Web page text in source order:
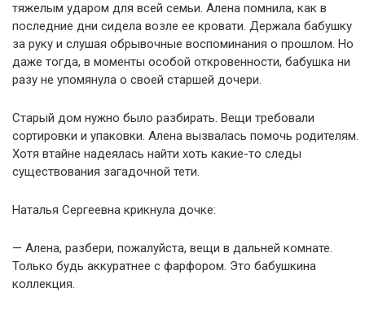
тяжелым ударом для всей семьи. Алена помнила, как в
последние дни сидела возле ее кровати. Держала бабушку
за руку и слушая обрывочные воспоминания о прошлом. Но
даже тогда, в моменты особой откровенности, бабушка ни
разу не упомянула о своей старшей дочери.
Старый дом нужно было разбирать. Вещи требовали
сортировки и упаковки. Алена вызвалась помочь родителям.
Хотя втайне надеялась найти хоть какие-то следы
существования загадочной тети.
Наталья Сергеевна крикнула дочке:
— Алена, разбери, пожалуйста, вещи в дальней комнате.
Только будь аккуратнее с фарфором. Это бабушкина
коллекция.